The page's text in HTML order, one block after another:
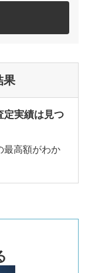
果
定実績は見つ
最高額がわか